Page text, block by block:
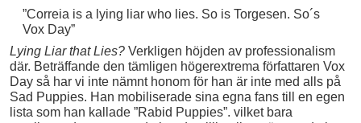
”Correia is a lying liar who lies. So is Torgesen. So´s
Vox Day”
Lying Liar that Lies? Verkligen höjden av professionalism
där. Beträffande den tämligen högerextrema författaren Vox
Day så har vi inte nämnt honom för han är inte med alls på
Sad Puppies. Han mobiliserade sina egna fans till en egen
lista som han kallade ”Rabid Puppies”. vilket bara